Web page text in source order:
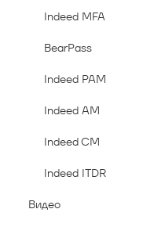
Indeed MFA
BearPass
Indeed PAM
Indeed AM
Indeed CM
Indeed ITDR
Видео